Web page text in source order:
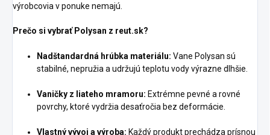
výrobcovia v ponuke nemajú.
Prečo si vybrať Polysan z reut.sk?
Nadštandardná hrúbka materiálu: Vane Polysan sú
stabilné, nepružia a udržujú teplotu vody výrazne dlhšie.
Vaničky z liateho mramoru: Extrémne pevné a rovné
povrchy, ktoré vydržia desaťročia bez deformácie.
Vlastný vývoj a výroba: Každý produkt prechádza prísnou